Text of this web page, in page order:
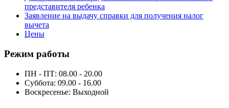
представителя ребенка
Заявление на выдачу справки для получения налог
вычета
Цены
Режим работы
ПН - ПТ: 08.00 - 20.00
Суббота: 09.00 - 16.00
Воскресенье: Выходной